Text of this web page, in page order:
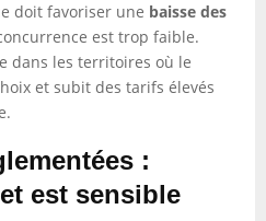
doit favoriser une baisse des
est trop faible.
dans les territoires où le
et subit des tarifs élevés
:
est sensible